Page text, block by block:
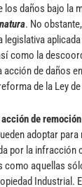
los daños bajo la
. No
como la
de daños
de la Ley
acción de remoción
adoptar
por la infracción
como aquellas
Industrial.